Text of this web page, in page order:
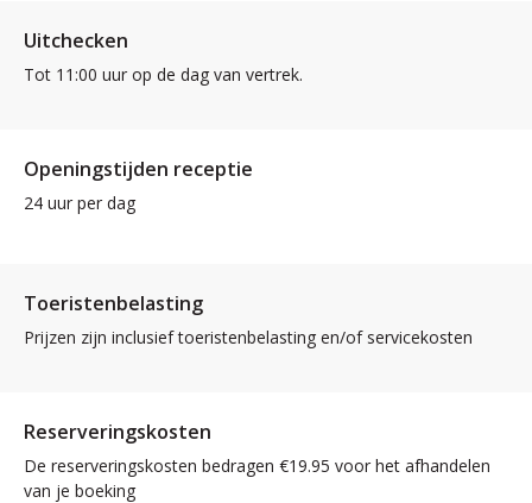
Uitchecken
Tot 11:00 uur op de dag van vertrek.
Openingstijden receptie
24 uur per dag
Toeristenbelasting
Prijzen zijn inclusief toeristenbelasting en/of servicekosten
Reserveringskosten
De reserveringskosten bedragen €19.95 voor het afhandelen
van je boeking